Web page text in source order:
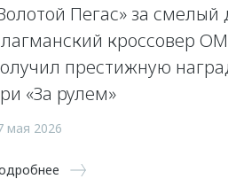
Пегас» за смелый
кроссовер
престижную
«За рулем»
мая 2026